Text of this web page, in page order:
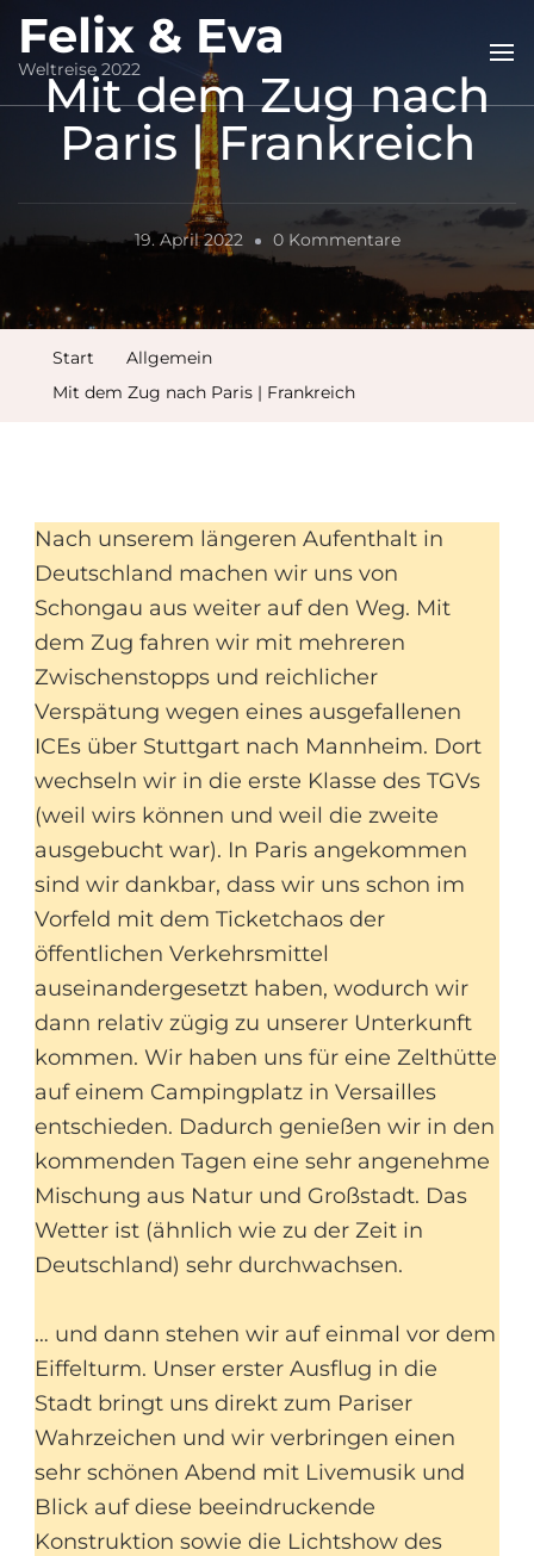
Felix & Eva
Weltreise 2022
Mit dem Zug nach
Paris | Frankreich
19. April 2022 0 KommentareZu
Dem
Start
Allgemein
Mit dem Zug nach Paris | Frankreich
Nach unserem längeren Aufenthalt in
Deutschland machen wir uns von
Schongau aus weiter auf den Weg. Mit
dem Zug fahren wir mit mehreren
Zwischenstopps und reichlicher
Verspätung wegen eines ausgefallenen
ICEs über Stuttgart nach Mannheim. Dort
wechseln wir in die erste Klasse des TGVs
(weil wirs können und weil die zweite
ausgebucht war). In Paris angekommen
sind wir dankbar, dass wir uns schon im
Vorfeld mit dem Ticketchaos der
öffentlichen Verkehrsmittel
auseinandergesetzt haben, wodurch wir
dann relativ zügig zu unserer Unterkunft
kommen. Wir haben uns für eine Zelthütte
auf einem Campingplatz in Versailles
entschieden. Dadurch genießen wir in den
kommenden Tagen eine sehr angenehme
Mischung aus Natur und Großstadt. Das
Wetter ist (ähnlich wie zu der Zeit in
Deutschland) sehr durchwachsen.
… und dann stehen wir auf einmal vor dem
Eiffelturm. Unser erster Ausflug in die
Stadt bringt uns direkt zum Pariser
Wahrzeichen und wir verbringen einen
sehr schönen Abend mit Livemusik und
Blick auf diese beeindruckende
Konstruktion sowie die Lichtshow des